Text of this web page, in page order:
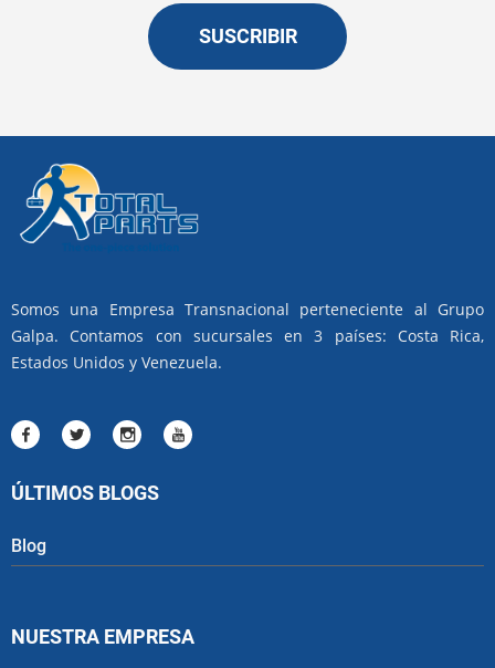
SUSCRIBIR
Somos una Empresa Transnacional perteneciente al Grupo
Galpa. Contamos con sucursales en 3 países: Costa Rica,
Estados Unidos y Venezuela.
ÚLTIMOS BLOGS
Blog
NUESTRA EMPRESA